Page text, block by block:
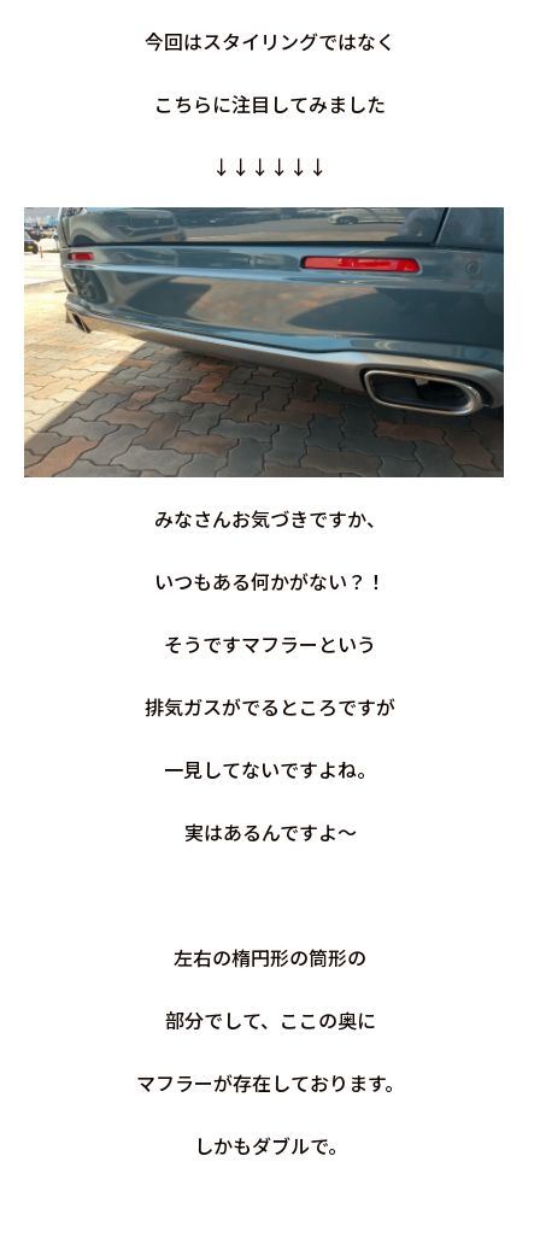
今回はスタイリングではなく
こちらに注目してみました
↓↓↓↓↓↓
みなさんお気づきですか、
いつもある何かがない？！
そうですマフラーという
排気ガスがでるところですが
一見してないですよね。
実はあるんですよ～
左右の楕円形の筒形の
部分でして、ここの奥に
マフラーが存在しております。
しかもダブルで。